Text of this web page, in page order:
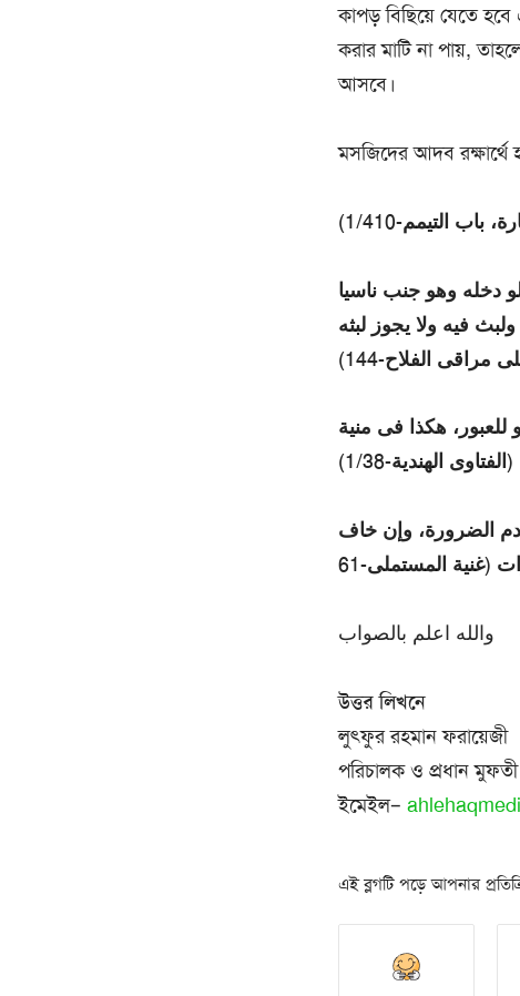
কাপড় বিছিয়ে যেতে
করার মাটি না পায়,
আসবে।
মসজিদের আদব
التيمم-1/410)
دخله وهو جنب ناسيا
فيه ولا يجوز لبثه
الفلاح-144)
هكذا فى منية
الهندية-1/38)
الضرورة، وإن خاف
(غنية المستملى-61
والله اعلم بالصواب
উত্তর লিখনে
লুৎফুর রহমান ফরায়েজী
পরিচালক ও প্রধান
ইমেইল–
এই ব্লগটি পড়ে আপনার